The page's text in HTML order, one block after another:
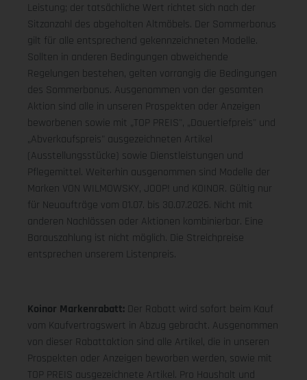
Leistung; der tatsächliche Wert richtet sich nach der
Sitzanzahl des abgeholten Altmöbels. Der Sommerbonus
gilt für alle entsprechend gekennzeichneten Modelle.
Sollten in anderen Bedingungen abweichende
Regelungen bestehen, gelten vorrangig die Bedingungen
des Sommerbonus. Ausgenommen von der gesamten
Aktion sind alle in unseren Prospekten oder Anzeigen
beworbenen sowie mit „TOP PREIS", „Dauertiefpreis" und
„Abverkaufspreis" ausgezeichneten Artikel
(Ausstellungsstücke) sowie Dienstleistungen und
Pflegemittel. Weiterhin ausgenommen sind Modelle der
Marken VON WILMOWSKY, JOOP! und KOINOR. Gültig nur
für Neuaufträge vom 01.07. bis 30.07.2026. Nicht mit
anderen Nachlässen oder Aktionen kombinierbar. Eine
Barauszahlung ist nicht möglich. Die Streichpreise
entsprechen unserem Listenpreis.
Koinor Markenrabatt: Der Rabatt wird sofort beim Kauf
vom Kaufvertragswert in Abzug gebracht. Ausgenommen
von dieser Rabattaktion sind alle Artikel, die in unseren
Prospekten oder Anzeigen beworben werden, sowie mit
TOP PREIS ausgezeichnete Artikel. Pro Haushalt und